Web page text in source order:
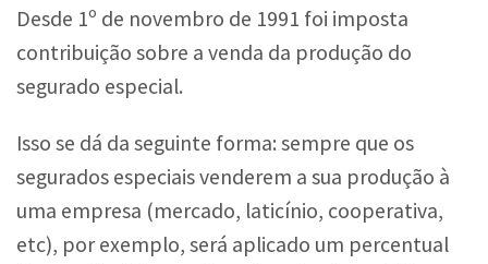
Desde 1º de novembro de 1991 foi imposta
contribuição sobre a venda da produção do
segurado especial.
Isso se dá da seguinte forma: sempre que os
segurados especiais venderem a sua produção à
uma empresa (mercado, laticínio, cooperativa,
etc), por exemplo, será aplicado um percentual